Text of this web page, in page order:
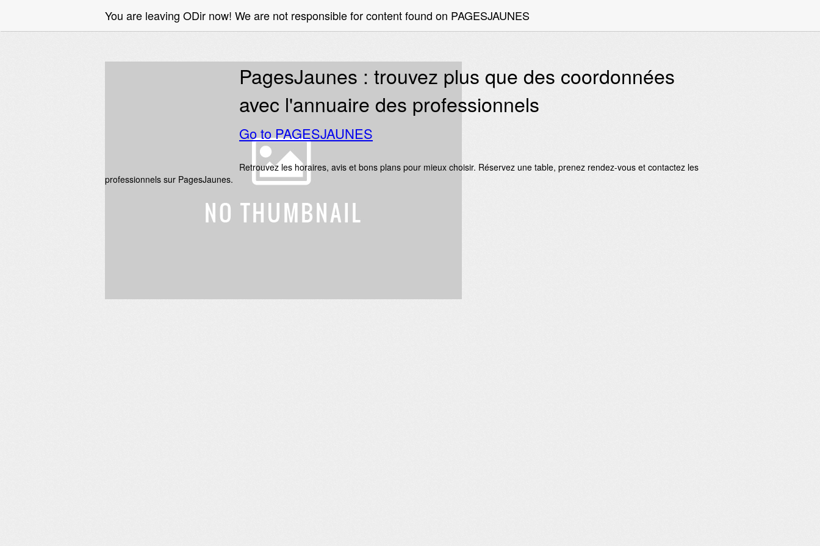
You are leaving ODir now! We are not responsible for content found on PAGESJAUNES
PagesJaunes : trouvez plus que des coordonnées
avec l'annuaire des professionnels
Go to PAGESJAUNES
Retrouvez les horaires, avis et bons plans pour mieux choisir. Réservez une table, prenez rendez-vous et contactez les
professionnels sur PagesJaunes.